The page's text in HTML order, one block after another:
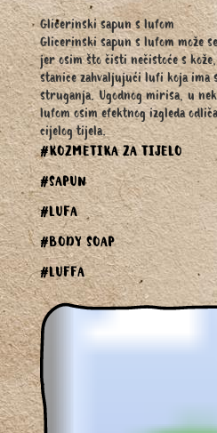
Glicerinski sapun s lufom
Glicerinski sapun s lufom može
jer osim što čisti nečistoće s
stanice zahvaljujući lufi koja ima
struganja. Ugodnog mirisa, u
lufom osim efektnog izgleda
cijelog tijela.
#KOZMETIKA ZA TIJELO
#SAPUN
#LUFA
#BODY SOAP
#LUFFA